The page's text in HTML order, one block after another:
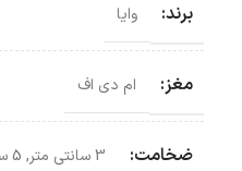
برند: وایا
مغز: ام دی اف
ضخامت: 3 سانتی متر , 5 سانتی متر